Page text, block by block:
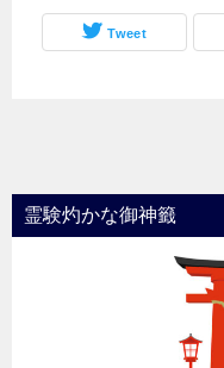
Tweet
霊験灼かな御神籤